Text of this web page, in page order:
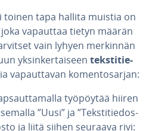
toinen tapa hallita muistia on
joka vapauttaa tietyn määrän
vain lyhyen merkinnän
yk­sin­ker­tai­seen teks­ti­tie­
va­paut­ta­van ko­men­to­sar­jan:
työpöytää hiiren
”Uusi” ja ”Teks­ti­tie­dos­
ja liitä siihen seuraava rivi: